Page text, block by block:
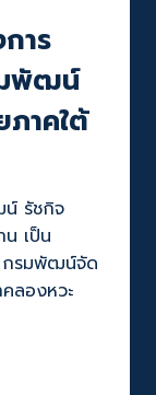
าร
มพัฒน์
าคใต้
รัชกิจ
น เป็น
กรมพัฒน์จัด
ลองหวะ